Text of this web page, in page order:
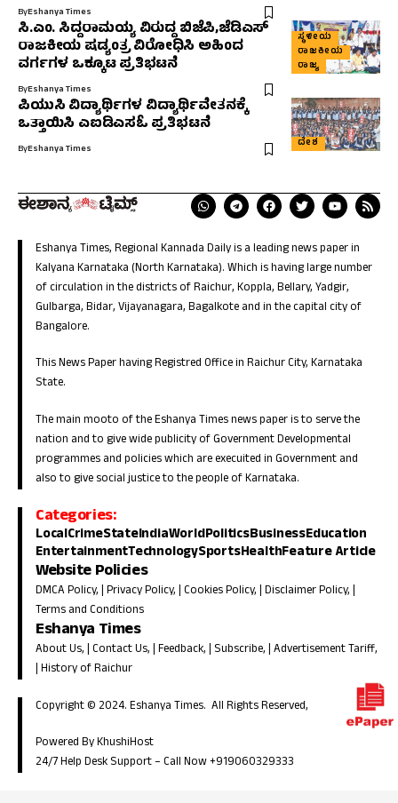
ByEshanya Times
ಸ್ಥಳೀಯ
ರಾಜಕೀಯ
ರಾಜ್ಯ
ಸಿ.ಎಂ. ಸಿದ್ದರಾಮಯ್ಯ ವಿರುದ್ದ ಬಿಜೆಪಿ,ಜೆಡಿಎಸ್
ರಾಜಕೀಯ ಷಡ್ಯಂತ್ರ ವಿರೋಧಿಸಿ ಅಹಿಂದ
ವರ್ಗಗಳ ಒಕ್ಕೂಟ ಪ್ರತಿಭಟನೆ
ByEshanya Times
ದೇಶ
ಪಿಯುಸಿ ವಿದ್ಯಾರ್ಥಿಗಳ ವಿದ್ಯಾರ್ಥಿವೇತನಕ್ಕೆ
ಒತ್ತಾಯಿಸಿ ಎಐಡಿಎಸಓ ಪ್ರತಿಭಟನೆ
ByEshanya Times
Eshanya Times, Regional Kannada Daily is a leading news paper in
Kalyana Karnataka (North Karnataka). Which is having large number
of circulation in the districts of Raichur, Koppla, Bellary, Yadgir,
Gulbarga, Bidar, Vijayanagara, Bagalkote and in the capital city of
Bangalore.
This News Paper having Registred Office in Raichur City, Karnataka
State.
The main mooto of the Eshanya Times news paper is to serve the
nation and to give wide publicity of Government Developmental
programmes and policies which are execuited in Government and
also to give social justice to the people of Karnataka.
Categories:
LocalCrimeStateIndiaWorldPoliticsBusinessEducation
EntertainmentTechnologySportsHealthFeature Article
Website Policies
DMCA Policy, |Privacy Policy, |Cookies Policy, |Disclaimer Policy, |
Terms and Conditions
Eshanya Times
About Us, |Contact Us, |Feedback, | Subscribe, |Advertisement Tariff,
|History of Raichur
Copyright © 2024. Eshanya Times. All Rights Reserved,
Powered By KhushiHost
24/7 Help Desk Support –Call Now +919060329333